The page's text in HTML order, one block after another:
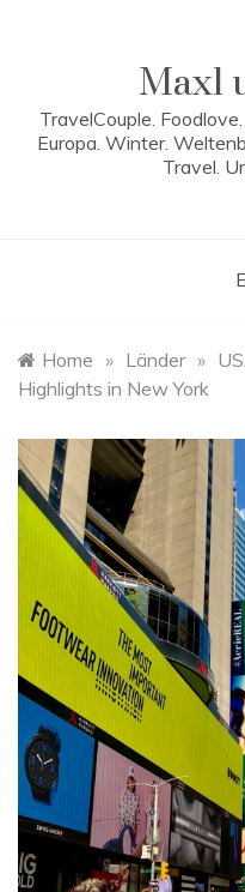
Maxl
TravelCouple.
Europa. Winter.
Travel.
Home » Länder »
Highlights in New York